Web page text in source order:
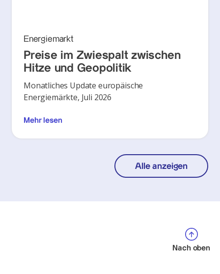
Energiemarkt
Preise im Zwiespalt zwischen
Hitze und Geopolitik
Monatliches Update europäische
Energiemärkte, Juli 2026
Mehr lesen
Alle anzeigen
Nach oben